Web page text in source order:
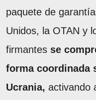
paquete de
Unidos, la OTAN y
firmantes se
forma coordinada
Ucrania, activando